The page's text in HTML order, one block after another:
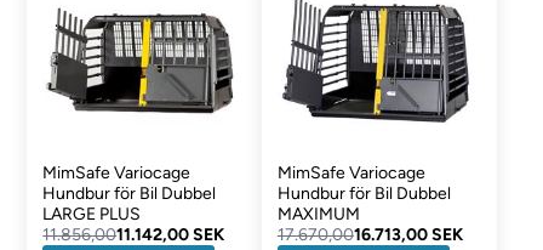
MimSafe Variocage
Hundbur för Bil Dubbel
LARGE PLUS
11.856,0011.142,00 SEK
MimSafe Variocage
Hundbur för Bil Dubbel
MAXIMUM
17.670,0016.713,00 SEK